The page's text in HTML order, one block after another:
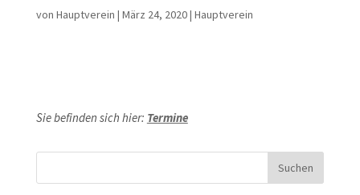
von Hauptverein | März 24, 2020| Hauptverein
Sie befinden sich hier: Termine